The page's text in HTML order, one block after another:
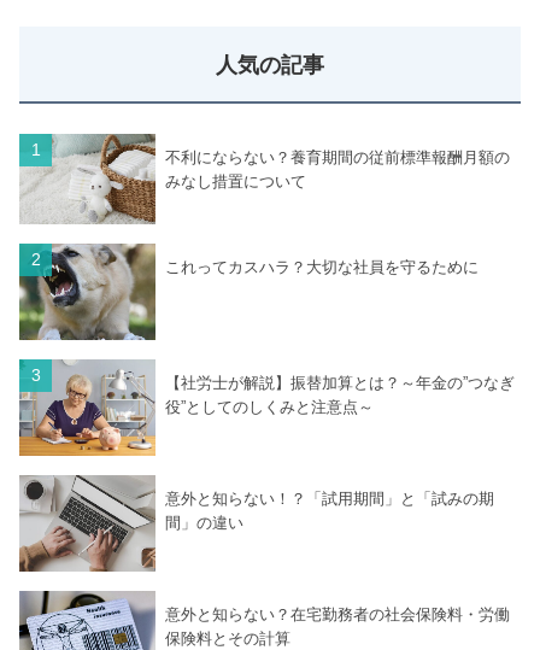
人気の記事
不利にならない？養育期間の従前標準報酬月額の
みなし措置について
これってカスハラ？大切な社員を守るために
【社労士が解説】振替加算とは？～年金の”つなぎ
役”としてのしくみと注意点～
意外と知らない！？「試用期間」と「試みの期
間」の違い
意外と知らない？在宅勤務者の社会保険料・労働
保険料とその計算